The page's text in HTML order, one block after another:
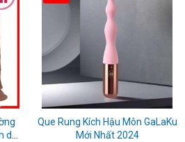
Que Rung Kích Hậu Môn GaLaKu
Mới Nhất 2024